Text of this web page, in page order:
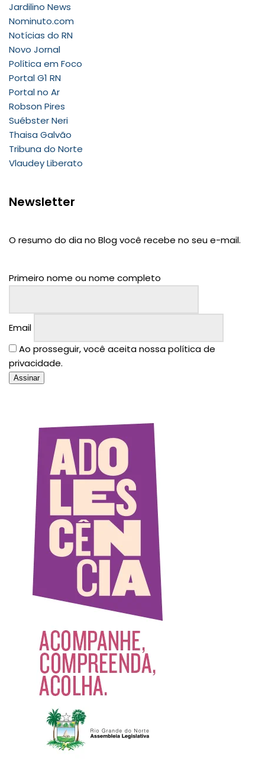
Jardilino News
Nominuto.com
Notícias do RN
Novo Jornal
Política em Foco
Portal G1 RN
Portal no Ar
Robson Pires
Suébster Neri
Thaisa Galvão
Tribuna do Norte
Vlaudey Liberato
Newsletter
O resumo do dia no Blog você recebe no seu e-mail.
Primeiro nome ou nome completo
Email
Ao prosseguir, você aceita nossa política de
privacidade.